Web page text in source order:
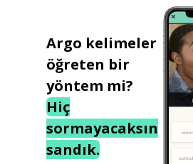
Argo kelimeler
öğreten bir
yöntem mi?
Hiç
sormayacaksın
sandık.